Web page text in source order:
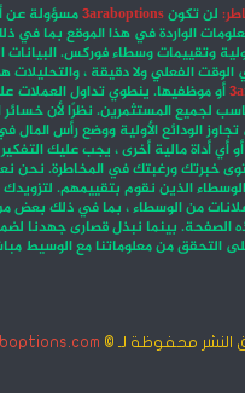
لن تكون3araboptionsمسؤولة عن
الواردة في هذا الموقع بما في
وتقييمات وسطاء فوركس. البيانات
الفعلي ولا دقيقة ، والتحليلات
أو موظفيها. ينطوي تداول
لجميع المستثمرين. نظرًا لأن خسائر
تجاوز الودائع الأولية ووضع رأس
أي أداة مالية أخرى ، يجب عليك
خبرتك ورغبتك في المخاطرة. نحن
الذين نقوم بتقييمهم. لتزويدك
من الوسطاء ، بما في ذلك بعض
الصفحة. بينما نبذل قصارى جهدنا
التحقق من معلوماتنا مع الوسيط
محفوظة لـ ©